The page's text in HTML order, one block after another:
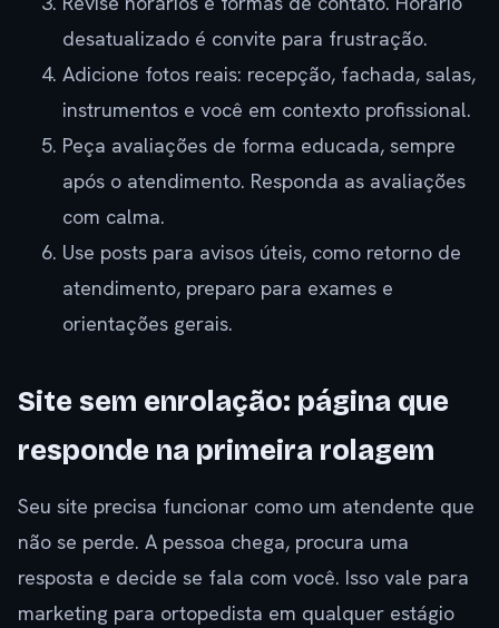
desatualizado é convite para frustração.
Adicione fotos reais: recepção, fachada, salas,
instrumentos e você em contexto profissional.
Peça avaliações de forma educada, sempre
após o atendimento. Responda as avaliações
com calma.
Use posts para avisos úteis, como retorno de
atendimento, preparo para exames e
orientações gerais.
Site sem enrolação: página que
responde na primeira rolagem
Seu site precisa funcionar como um atendente que
não se perde. A pessoa chega, procura uma
resposta e decide se fala com você. Isso vale para
marketing para ortopedista em qualquer estágio